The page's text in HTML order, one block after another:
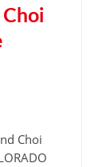
Choi